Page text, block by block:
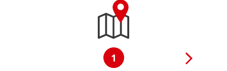
1